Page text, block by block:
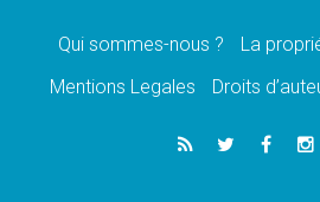
07.08.2026
lancement des «dix
06.08.2026
Préparatifs des JMJ
Qui sommes-nous ? La
Mentions Legales
Droits